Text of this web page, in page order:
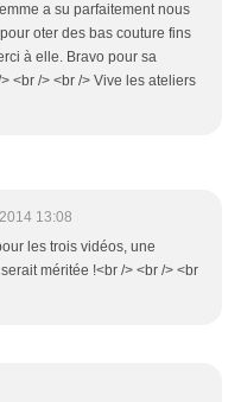
a su parfaitement nous
oter des bas couture fins
à elle. Bravo pour sa
<br /> <br /> Vive les ateliers
13:08
les trois vidéos, une
méritée !<br /> <br /> <br